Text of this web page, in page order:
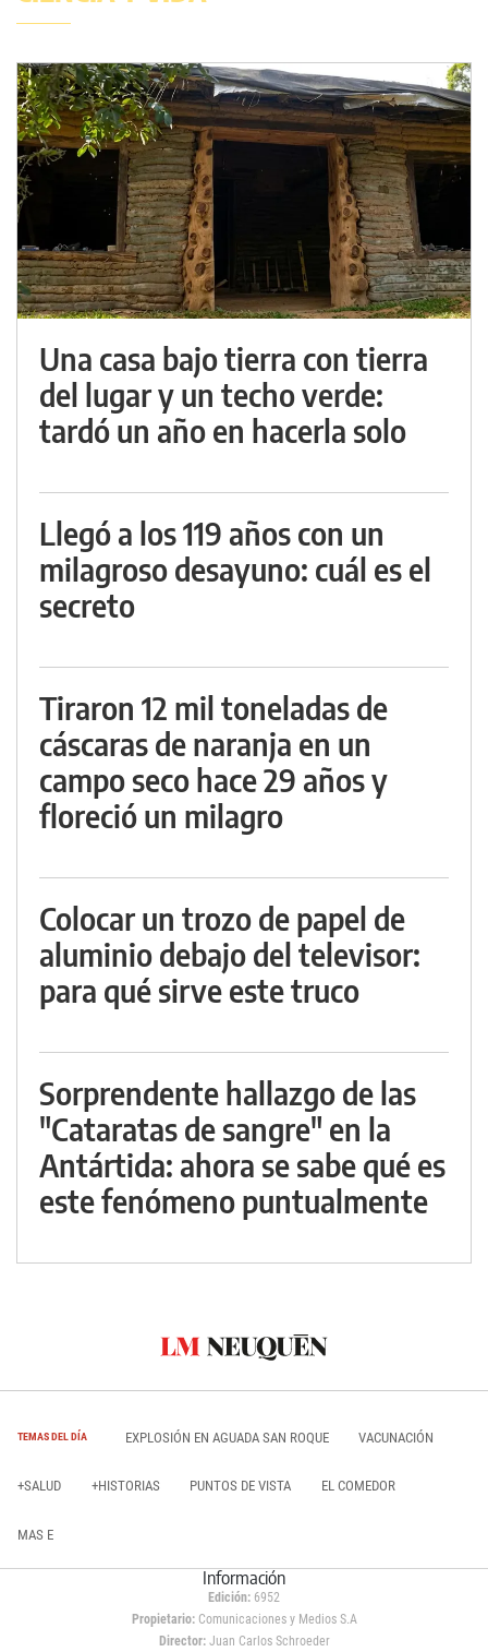
Una casa bajo tierra con tierra
del lugar y un techo verde:
tardó un año en hacerla solo
Llegó a los 119 años con un
milagroso desayuno: cuál es el
secreto
Tiraron 12 mil toneladas de
cáscaras de naranja en un
campo seco hace 29 años y
floreció un milagro
Colocar un trozo de papel de
aluminio debajo del televisor:
para qué sirve este truco
Sorprendente hallazgo de las
"Cataratas de sangre" en la
Antártida: ahora se sabe qué es
este fenómeno puntualmente
TEMAS DEL DÍA EXPLOSIÓN EN AGUADA SAN ROQUE VACUNACIÓN
+SALUD +HISTORIAS PUNTOS DE VISTA EL COMEDOR
MAS E
Información
Edición: 6952
Propietario:Comunicaciones y Medios S.A
Director: Juan Carlos Schroeder